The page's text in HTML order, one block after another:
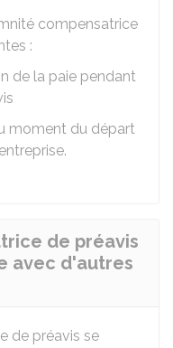
compensatrice
:
de la paie pendant
moment du départ
de préavis
avec d'autres
de préavis se